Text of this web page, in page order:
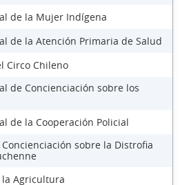
de la Mujer Indígena
de la Atención Primaria de Salud
Circo Chileno
de Concienciación sobre los
de la Cooperación Policial
sobre la Distrofia
Agricultura